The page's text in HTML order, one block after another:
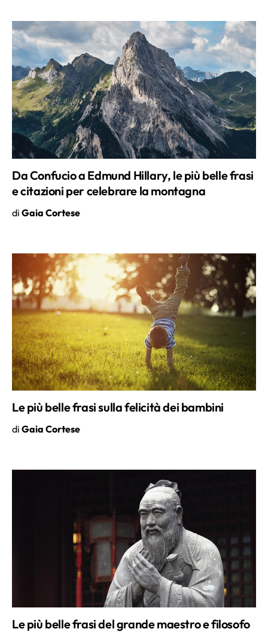
Da Confucio a Edmund Hillary, le più belle frasi
e citazioni per celebrare la montagna
diGaia Cortese
Le più belle frasi sulla felicità dei bambini
Le più belle frasi del grande maestro e filosofo
Confucio